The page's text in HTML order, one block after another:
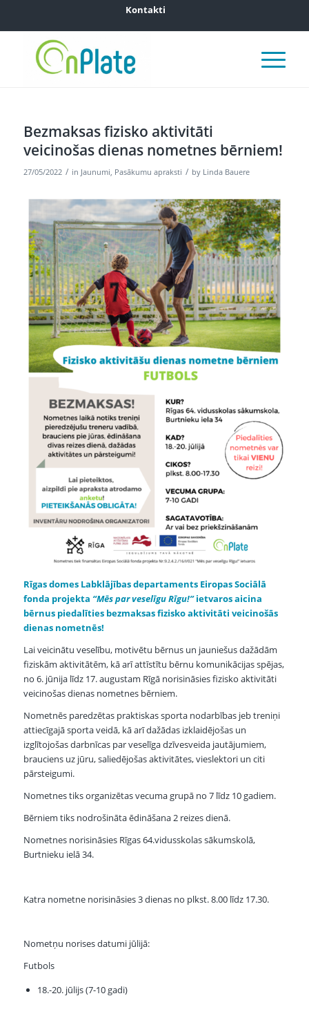
Kontakti
Bezmaksas fizisko aktivitāti
veicinošas dienas nometnes bērniem!
27/05/2022 / in Jaunumi, Pasākumu apraksti / by Linda Bauere
Rīgas domes Labklājības departaments Eiropas Sociālā
fonda projekta “Mēs par veselīgu Rīgu!”ietvaros aicina
bērnus piedalīties bezmaksas fizisko aktivitāti veicinošās
dienas nometnēs!
Lai veicinātu veselību, motivētu bērnus un jauniešus dažādām
fiziskām aktivitātēm, kā arī attīstītu bērnu komunikācijas spējas,
no 6. jūnija līdz 17. augustam Rīgā norisināsies fizisko aktivitāti
veicinošas dienas nometnes bērniem.
Nometnēs paredzētas praktiskas sporta nodarbības jeb treniņi
attiecīgajā sporta veidā, kā arī dažādas izklaidējošas un
izglītojošas darbnīcas par veselīga dzīvesveida jautājumiem,
brauciens uz jūru, saliedējošas aktivitātes, vieslektori un citi
pārsteigumi.
Nometnes tiks organizētas vecuma grupā no 7 līdz 10 gadiem.
Bērniem tiks nodrošināta ēdināšana 2 reizes dienā.
Nometnes norisināsies Rīgas 64.vidusskolas sākumskolā,
Burtnieku ielā 34.
Katra nometne norisināsies 3 dienas no plkst. 8.00 līdz 17.30.
Nometņu norises datumi jūlijā:
Futbols
18.-20. jūlijs (7-10 gadi)